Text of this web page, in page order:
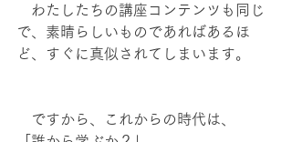
わたしたちの講座コンテンツも同じ
で、素晴らしいものであればあるほ
ど、すぐに真似されてしまいます。
ですから、これからの時代は、